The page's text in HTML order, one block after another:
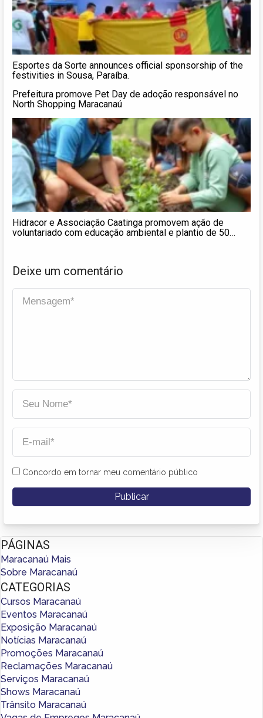
Esportes da Sorte announces official sponsorship of the
festivities in Sousa, Paraíba.
Prefeitura promove Pet Day de adoção responsável no
North Shopping Maracanaú
Hidracor e Associação Caatinga promovem ação de
voluntariado com educação ambiental e plantio de 50
Deixe um comentário
Concordo em tornar meu comentário público
PÁGINAS
Maracanaú Mais
Sobre Maracanaú
CATEGORIAS
Cursos Maracanaú
Eventos Maracanaú
Exposição Maracanaú
Notícias Maracanaú
Promoções Maracanaú
Reclamações Maracanaú
Serviços Maracanaú
Shows Maracanaú
Trânsito Maracanaú